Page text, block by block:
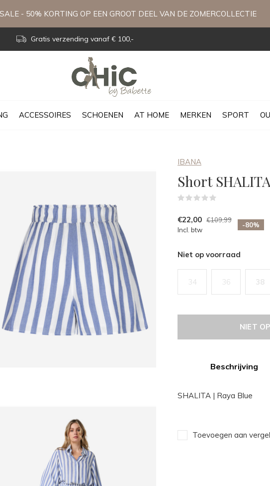
ACCESSOIRES SCHOENEN AT HOME MERKEN SPORT
Gratis verzending vanaf € 100,-
- 50% KORTING OP EEN GROOT DEEL VAN DE ZOMERCOLLECTIE
IBANA
Short
€22,00 €109,99
Incl. btw
-80%
Niet op voorraad
34 36 38
NIET
Beschrijving
SHALITA | Raya Blue
Toevoegen aan